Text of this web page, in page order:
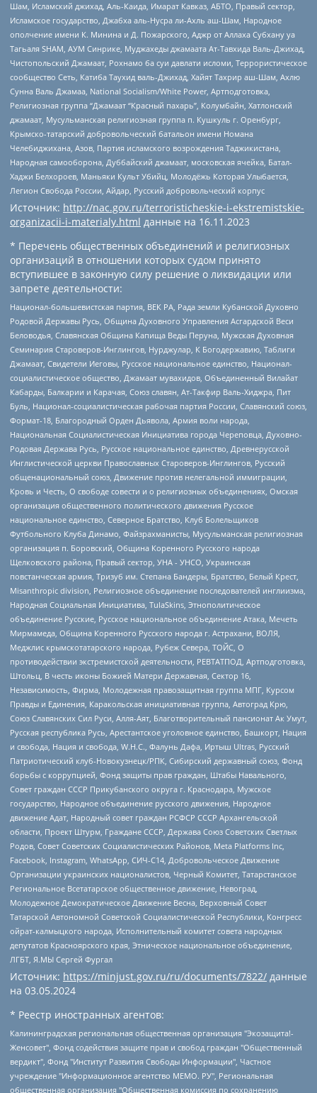
Шам, Исламский джихад, Аль-Каида, Имарат Кавказ, АБТО, Правый сектор,
Исламское государство, Джабха аль-Нусра ли-Ахль аш-Шам, Народное
ополчение имени К. Минина и Д. Пожарского, Аджр от Аллаха Субхану уа
Тагьаля SHAM, АУМ Синрике, Муджахеды джамаата Ат-Тавхида Валь-Джихад,
Чистопольский Джамаат, Рохнамо ба суи давлати исломи, Террористическое
сообщество Сеть, Катиба Таухид валь-Джихад, Хайят Тахрир аш-Шам, Ахлю
Сунна Валь Джамаа, National Socialism/White Power, Артподготовка,
Религиозная группа “Джамаат “Красный пахарь”, Колумбайн, Хатлонский
джамаат, Мусульманская религиозная группа п. Кушкуль г. Оренбург,
Крымско-татарский добровольческий батальон имени Номана
Челебиджихана, Азов, Партия исламского возрождения Таджикистана,
Народная самооборона, Дуббайский джамаат, московская ячейка, Батал-
Хаджи Белхороев, Маньяки Культ Убийц, Молодёжь Которая Улыбается,
Легион Свобода России, Айдар, Русский добровольческий корпус
Источник: http://nac.gov.ru/terroristicheskie-i-ekstremistskie-
organizacii-i-materialy.html данные на 16.11.2023
* Перечень общественных объединений и религиозных
организаций в отношении которых судом принято
вступившее в законную силу решение о ликвидации или
запрете деятельности:
Национал-большевистская партия, ВЕК РА, Рада земли Кубанской Духовно
Родовой Державы Русь, Община Духовного Управления Асгардской Веси
Беловодья, Славянская Община Капища Веды Перуна, Мужская Духовная
Семинария Староверов-Инглингов, Нурджулар, К Богодержавию, Таблиги
Джамаат, Свидетели Иеговы, Русское национальное единство, Национал-
социалистическое общество, Джамаат мувахидов, Объединенный Вилайат
Кабарды, Балкарии и Карачая, Союз славян, Ат-Такфир Валь-Хиджра, Пит
Буль, Национал-социалистическая рабочая партия России, Славянский союз,
Формат-18, Благородный Орден Дьявола, Армия воли народа,
Национальная Социалистическая Инициатива города Череповца, Духовно-
Родовая Держава Русь, Русское национальное единство, Древнерусской
Инглистической церкви Православных Староверов-Инглингов, Русский
общенациональный союз, Движение против нелегальной иммиграции,
Кровь и Честь, О свободе совести и о религиозных объединениях, Омская
организация общественного политического движения Русское
национальное единство, Северное Братство, Клуб Болельщиков
Футбольного Клуба Динамо, Файзрахманисты, Мусульманская религиозная
организация п. Боровский, Община Коренного Русского народа
Щелковского района, Правый сектор, УНА - УНСО, Украинская
повстанческая армия, Тризуб им. Степана Бандеры, Братство, Белый Крест,
Misanthropic division, Религиозное объединение последователей инглиизма,
Народная Социальная Инициатива, TulaSkins, Этнополитическое
объединение Русские, Русское национальное объединение Атака, Мечеть
Мирмамеда, Община Коренного Русского народа г. Астрахани, ВОЛЯ,
Меджлис крымскотатарского народа, Рубеж Севера, ТОЙС, О
противодействии экстремистской деятельности, РЕВТАТПОД, Артподготовка,
Штольц, В честь иконы Божией Матери Державная, Сектор 16,
Независимость, Фирма, Молодежная правозащитная группа МПГ, Курсом
Правды и Единения, Каракольская инициативная группа, Автоград Крю,
Союз Славянских Сил Руси, Алля-Аят, Благотворительный пансионат Ак Умут,
Русская республика Русь, Арестантское уголовное единство, Башкорт, Нация
и свобода, Нация и свобода, W.H.С., Фалунь Дафа, Иртыш Ultras, Русский
Патриотический клуб-Новокузнецк/РПК, Сибирский державный союз, Фонд
борьбы с коррупцией, Фонд защиты прав граждан, Штабы Навального,
Совет граждан СССР Прикубанского округа г. Краснодара, Мужское
государство, Народное объединение русского движения, Народное
движение Адат, Народный совет граждан РСФСР СССР Архангельской
области, Проект Штурм, Граждане СССР, Держава Союз Советских Светлых
Родов, Совет Советских Социалистических Районов, Meta Platforms Inc,
Facebook, Instagram, WhatsApp, СИЧ-С14, Добровольческое Движение
Организации украинских националистов, Черный Комитет, Татарстанское
Региональное Всетатарское общественное движение, Невоград,
Молодежное Демократическое Движение Весна, Верховный Совет
Татарской Автономной Советской Социалистической Республики, Конгресс
ойрат-калмыцкого народа, Исполнительный комитет совета народных
депутатов Красноярского края, Этническое национальное объединение,
ЛГБТ, Я.МЫ Сергей Фургал
Источник: https://minjust.gov.ru/ru/documents/7822/ данные
на 03.05.2024
* Реестр иностранных агентов:
Калининградская региональная общественная организация "Экозащита!-Женсовет", Фонд содействия защите прав и свобод граждан "Общественный вердикт", Фонд "Институт Развития Свободы Информации", Частное учреждение "Информационное агентство МЕМО. РУ", Региональная общественная организация "Общественная комиссия по сохранению наследия академика Сахарова", Фонд поддержки свободы прессы, Санкт-Петербургская общественная правозащитная организация "Гражданский контроль", Межрегиональная общественная организация "Информационно-просветительский центр "Мемориал", Региональный Фонд "Центр Защиты Прав Средств Массовой Информации", с 05.12.2023 Фонд "Центр Защиты Прав Средств массовой информации", Региональная общественная благотворительная организация помощи беженцам и мигрантам "Гражданское содействие", Негосударственное образовательное учреждение дополнительного профессионального образования (повышение квалификации) специалистов "АКАДЕМИЯ ПО ПРАВАМ ЧЕЛОВЕКА", Свердловская региональная общественная организация "Сутяжник", Автономная некоммерческая организация "Центр независимых социологических исследований", Союз общественных объединений "Российский исследовательский центр по правам человека", Региональное общественное учреждение научно-информационный центр "МЕМОРИАЛ", Некоммерческая организация "Фонд защиты гласности", Автономная некоммерческая организация "Институт прав человека", Городская общественная организация "Екатеринбургское общество "МЕМОРИАЛ", Городская общественная организация "Рязанское историко-просветительское и правозащитное общество "Мемориал" (Рязанский Мемориал), Челябинский региональный орган общественной самодеятельности – женское общественное объединение "Женщины Евразии", Челябинский региональный орган общественной самодеятельности "Уральская правозащитная группа", Фонд содействия защите здоровья и социальной справедливости имени Андрея Рылькова, Автономная Некоммерческая Организация "Аналитический Центр Юрия Левады", Автономная некоммерческая организация социальной поддержки населения "Проект Апрель", Региональная общественная организация помощи женщинам и детям, находящимся в кризисной ситуации "Информационно-методический центр "Анна", Фонд содействия развитию массовых коммуникаций и правовому просвещению "Так-так-Так", Фонд содействия устойчивому развитию "Серебряная тайга", Свердловский региональный общественный фонд социальных проектов "Новое время", "Idel.Реалии", Кавказ.Реалии, Крым.Реалии, Телеканал Настоящее Время, Татаро-башкирская служба Радио Свобода (Azatliq Radiosi), Радио Свободная Европа/Радио Свобода (PCE/PC), "Сибирь.Реалии", "Фактограф", Благотворительный фонд помощи осужденным и их семьям, Автономная некоммерческая организация "Институт глобализации и социальных движений", Фонд "В защиту прав заключенных", Частное учреждение "Центр поддержки и содействия развитию средств массовой информации", Пензенский региональный общественный благотворительный фонд "Гражданский союз", "Север.Реалии", Некоммерческая организация Фонд "Правовая инициатива", Общество с ограниченной ответственностью "Радио Свободная Европа/Радио Свобода", Чешское информационное агентство "MEDIUM-ORIENT", Красноярская региональная общественная организация "Мы против СПИДа", Камалягин Денис Николаевич, Маркелов Сергей Евгеньевич, Пономарев Лев Александрович, Савицкая Людмила Алексеевна, Автономная некоммерческая организация "Центр по работе с проблемой насилия "НАСИЛИЮ.НЕТ", Межрегиональный профессиональный союз работников здравоохранения "Альянс врачей", Юридическое лицо, зарегистрированное в Латвийской Республике, SIA "Medusa Project" (регистрационный номер 40103797863, дата регистрации 10.06.2014), Некоммерческая организация "Фонд по борьбе с коррупцией", Автономная некоммерческая организация "Институт права и публичной политики", Баданин Роман Сергеевич, Гликин Максим Александрович, Железнова Мария Михайловна, Лукьянова Юлия Сергеевна, Маетная Елизавета Витальевна, Маняхин Петр Борисович, Чуракова Ольга Владимировна, Ярош Юлия Петровна, Юридическое лицо "The Insider SIA", зарегистрированное в Риге, Латвийская Республика (дата регистрации 26.06.2015), являющееся администратором доменного имени интернет-издания "The Insider SIA", https://theins.ru, Постернак Алексей Евгеньевич, Рубин Михаил Аркадьевич, Анин Роман Александрович, Юридическое лицо Istories fonds, зарегистрированное в Латвийской Республике (регистрационный номер 50008295751, дата регистрации 24.02.2020), Великовский Дмитрий Александрович, Долинина Ирина Николаевна, Мароховская Алеся Алексеевна, Шлейнов Роман Юрьевич, Шмагун Олеся Валентиновна, Общество с ограниченной ответственностью "Альтаир 2021", Общество с ограниченной ответственностью "Вега 2021", Общество с ограниченной ответственностью "Главный редактор 2021", Общество с ограниченной ответственностью "Ромашки монолит", Важенков Артем Валерьевич, Ивановская областная общественная организация "Центр гендерных исследований", Гурман Юрий Альбертович, Медиапроект "ОВД-Инфо", Егоров Владимир Владимирович, Жилинский Владимир Александрович, Общество с ограниченной ответственностью "ЗП", Иванова София Юрьевна, Карезина Инна Павловна, Кильтау Екатерина Викторовна, Петров Алексей Викторович, Пискунов Сергей Евгеньевич, Смирнов Сергей Сергеевич, Тихонов Михаил Сергеевич, Общество с ограниченной ответственностью "ЖУРНАЛИСТ-ИНОСТРАННЫЙ АГЕНТ", Арапова Галина Юрьевна, Вольтская Татьяна Анатольевна, Американская компания "Mason G.E.S. Anonymous Foundation" (США), являющаяся владельцем интернет-издания https://mnews.world/, Компания "Stichting Bellingcat", зарегистрированная в Нидерландах (дата регистрации 11.07.2018), Захаров Андрей Вячеславович, Клепиковская Екатерина Дмитриевна, Общество с ограниченной ответственностью "МЕМО", Перл Роман Александрович, Симонов Евгений Алексеевич, Соловьева Елена Анатольевна, Сотников Даниил Владимирович, Сурначева Елизавета Дмитриевна, Автономная некоммерческая организация по защите прав человека и информированию населения "Якутия – Наше Мнение", Общество с ограниченной ответственностью "Москоу диджитал медиа", с 26.01.2023 Общество с ограниченной ответственностью "Чайка Белые сады", Ветошкина Валерия Валерьевна, Заговора Максим Александрович, Межрегиональное общественное движение "Российская ЛГБТ - сеть", Оленичев Максим Владимирович, Павлов Иван Юрьевич, Скворцова Елена Сергеевна, Общество с ограниченной ответственностью "Как бы инагент", Кочетков Игорь Викторович, Общество с ограниченной ответственностью "Честные выборы", Еланчик Олег Александрович, Общество с ограниченной ответственностью "Нобелевский призыв", Гималова Регина Эмилевна, Григорьев Андрей Валерьевич, Григорьева Алина Александровна, Ассоциация по содействию защите прав призывников, альтернативнослужащих и военнослужащих "Правозащитная группа "Гражданин.Армия.Право", Хисамова Регина Фаритовна, Автономная некоммерческая организация по реализации социально-правовых программ "Лилит", Дальневосточное общественное движение "Маяк", Санкт-Петербургская ЛГБТ-инициативная группа "Выход", Инициативная группа ЛГБТ+ "Реверс", Алексеев Андрей Викторович, Бекбулатова Таисия Львовна, Беляев Иван Михайлович, Владыкина Елена Сергеевна, Гельман Марат Александрович, Никульшина Вероника Юрьевна, Толоконникова Надежда Андреевна, Шендерович Виктор Анатольевич, Общество с ограниченной ответственностью "Данное сообщение", Общество с ограниченной ответственностью Издательский дом "Новая глава", Айнбиндер Александра Александровна, Московский комьюнити-центр для ЛГБТ+инициатив, Благотворительный фонд развития филантропии, Deutsche Welle (Германия, Kurt-Schumacher-Strasse 3, 53113 Bonn), Борзунова Мария Михайловна, Воробьев Виктор Викторович, Голубева Анна Львовна, Константинова Алла Михайловна, Малкова Ирина Владимировна, Мурадов Мурад Абдулгалимович, Осетинская Елизавета Николаевна, Понасенков Евгений Николаевич, Ганапольский Матвей Юрьевич, Киселев Евгений Алексеевич, Борухович Ирина Григорьевна, Дремин Иван Тимофеевич, Дубровский Дмитрий Викторович, Красноярская региональная общественная организация поддержки и развития альтернативных образовательных технологий и межкультурных коммуникаций "ИНТЕРРА", Маяковская Екатерина Алексеевна, Фейгин Марк Захарович, Филимонов Андрей Викторович, Дзугкоева Регина Николаевна, Доброхотов Роман Александрович, Дудь Юрий Александрович, Елкин Сергей Владимирович, Кругликов Кирилл Игоревич, Сабунаева Мария Леонидовна, Семенов Алексей Владимирович, Шаинян Карен Багратович, Шульман Екатерина Михайловна, Асафьев Артур Валерьевич, Вахштайн Виктор Семенович, Венедиктов Алексей Алексеевич, Лушникова Екатерина Евгеньевна, Волков Леонид Михайлович, Невзоров Александр Глебович, Пархоменко Сергей Борисович, Сироткин Ярослав Николаевич, Кара-Мурза Владимир Владимирович, Баранова Наталья Владимировна, Гозман Леонид Яковлевич, Кагарлицкий Борис Юльевич, Климарев Михаил Валерьевич, Милов Владимир Станиславович, Автономная некоммерческая организация Краснодарский центр современного искусства "Типография", Моргенштерн Алишер Тагирович, Соболь Любовь Эдуардовна, Общество с ограниченной ответственностью "ЛИЗА НОРМ", Каспаров Гарри Кимович, Ходорковский Михаил Борисович, Общество с ограниченной ответственностью "Апрельские тезисы", Данилович Ирина Брониславовна, Кашин Олег Владимирович, Петров Николай Владимирович, Пивоваров Алексей Владимирович, Соколов Михаил Владимирович, Цветкова Юлия Владимировна, Чичваркин Евгений Александрович, Комитет против пыток/Команда против пыток, Общество с ограниченной ответственностью "Первый научный", Общество с ограниченной ответственностью "Вертолет и ко", Белоцерковская Вероника Борисовна, Кац Максим Евгеньевич, Лазарева Татьяна Юрьевна, Шаведдинов Руслан Табризович, Яшин Илья Валерьевич, Общество с ограниченной ответственностью "Иноагент ААВ", Алешковский Дмитрий Петрович, Альбац Евгения Марковна, Быков Дмитрий Львович, Галямина Юлия Евгеньевна, Лойко Сергей Леонидович, Мартынов Кирилл Константинович, Медведев Сергей Александрович, Крашенинников Федор Геннадиевич, Гордеева Катерина Вл